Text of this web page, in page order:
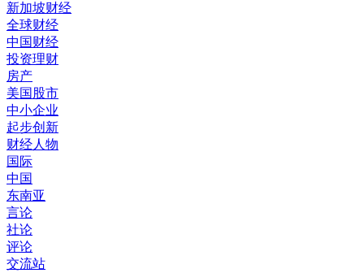
新加坡财经
全球财经
中国财经
投资理财
房产
美国股市
中小企业
起步创新
财经人物
国际
中国
东南亚
言论
社论
评论
交流站